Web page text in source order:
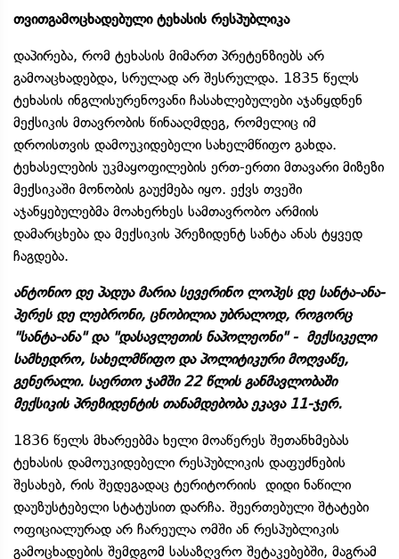
თვითგამოცხადებული ტეხასის რესპუბლიკა
დაპირება, რომ ტეხასის მიმართ პრეტენზიებს არ
გამოაცხადებდა, სრულად არ შესრულდა. 1835 წელს
ტეხასის ინგლისურენოვანი ჩასახლებულები აჯანყდნენ
მექსიკის მთავრობის წინააღმდეგ, რომელიც იმ
დროისთვის დამოუკიდებელი სახელმწიფო გახდა.
ტეხასელების უკმაყოფილების ერთ-ერთი მთავარი მიზეზი
მექსიკაში მონობის გაუქმება იყო. ექვს თვეში
აჯანყებულებმა მოახერხეს სამთავრობო არმიის
დამარცხება და მექსიკის პრეზიდენტ სანტა ანას ტყვედ
ჩაგდება.
ანტონიო დე პადუა მარია სევერინო ლოპეს დე სანტა-ანა-
პერეს დე ლებრონი, ცნობილია უბრალოდ, როგორც
"სანტა-ანა" და "დასავლეთის ნაპოლეონი" - მექსიკელი
სამხედრო, სახელმწიფო და პოლიტიკური მოღვაწე,
გენერალი. საერთო ჯამში 22 წლის განმავლობაში
მექსიკის პრეზიდენტის თანამდებობა ეკავა 11-ჯერ.
1836 წელს მხარეებმა ხელი მოაწერეს შეთანხმებას
ტეხასის დამოუკიდებელი რესპუბლიკის დაფუძნების
შესახებ, რის შედეგადაც ტერიტორიის დიდი ნაწილი
დაუზუსტებელი სტატუსით დარჩა. შეერთებული შტატები
ოფიციალურად არ ჩარეულა ომში ან რესპუბლიკის
გამოცხადების შემდგომ სასაზღვრო შეტაკებებში, მაგრამ